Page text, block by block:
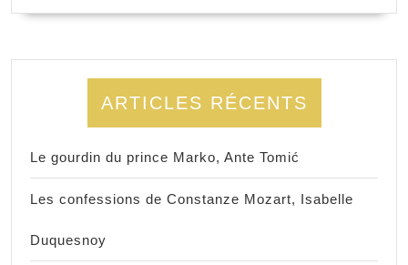
ARTICLES RÉCENTS
Le gourdin du prince Marko, Ante Tomić
Les confessions de Constanze Mozart, Isabelle
Duquesnoy